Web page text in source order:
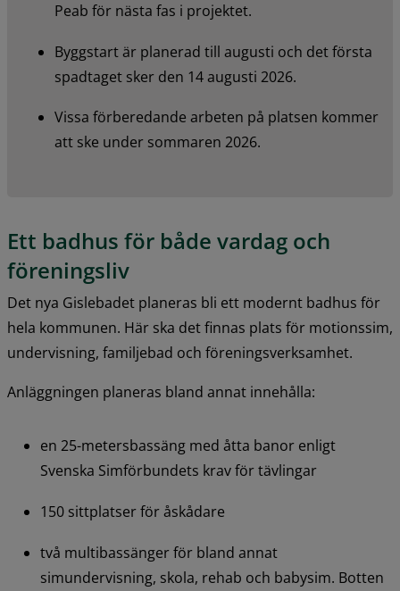
Peab för nästa fas i projektet.
Byggstart är planerad till augusti och det första
spadtaget sker den 14 augusti 2026.
Vissa förberedande arbeten på platsen kommer
att ske under sommaren 2026.
Ett badhus för både vardag och
föreningsliv
Det nya Gislebadet planeras bli ett modernt badhus för
hela kommunen. Här ska det finnas plats för motionssim,
undervisning, familjebad och föreningsverksamhet.
Anläggningen planeras bland annat innehålla:
en 25-metersbassäng med åtta banor enligt
Svenska Simförbundets krav för tävlingar
150 sittplatser för åskådare
två multibassänger för bland annat
simundervisning, skola, rehab och babysim. Botten